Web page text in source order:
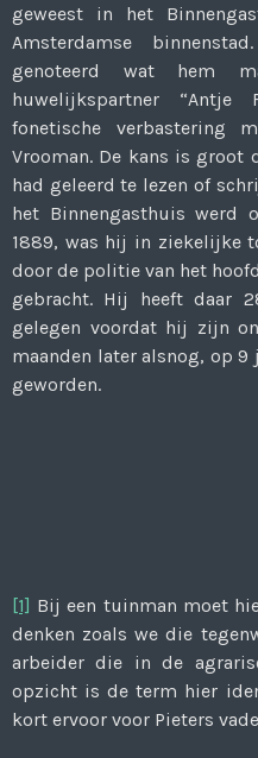
geweest in het
Amsterdamse
genoteerd wat hem
huwelijkspartner “Antje
fonetische verbastering
Vrooman. De kans is
had geleerd te lezen of
het Binnengasthuis werd
1889, was hij in ziekelijke
door de politie van het
gebracht. Hij heeft daar
gelegen voordat hij zijn
maanden later alsnog, op
geworden.
[1] Bij een tuinman moet
denken zoals we die
arbeider die in de
opzicht is de term hier
kort ervoor voor Pieters